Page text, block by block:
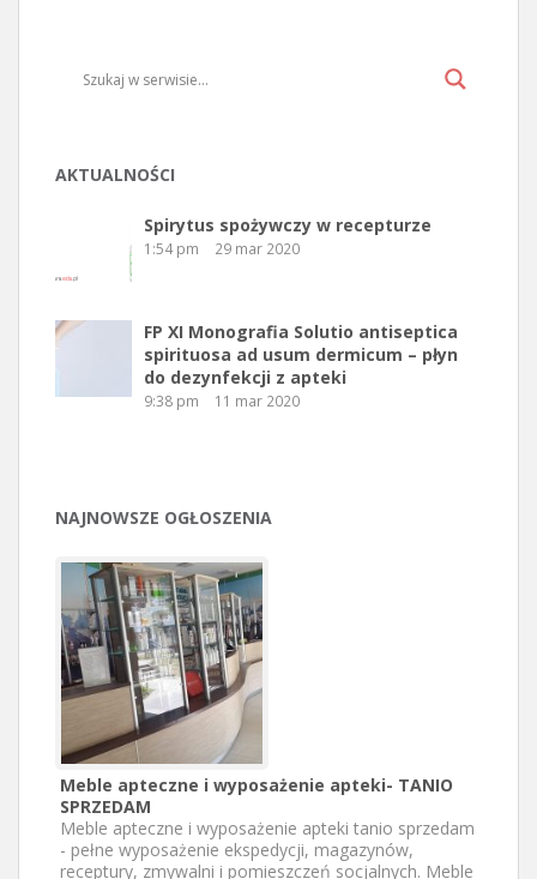
AKTUALNOŚCI
Spirytus spożywczy w recepturze
1:54 pm 29 mar 2020
FP XI Monografia Solutio antiseptica
spirituosa ad usum dermicum – płyn
do dezynfekcji z apteki
9:38 pm 11 mar 2020
NAJNOWSZE OGŁOSZENIA
Meble apteczne i wyposażenie apteki- TANIO
SPRZEDAM
Meble apteczne i wyposażenie apteki tanio sprzedam
- pełne wyposażenie ekspedycji, magazynów,
receptury, zmywalni i pomieszczeń socjalnych. Meble